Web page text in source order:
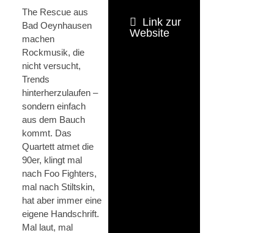
The Rescue aus
Bad Oeynhausen
machen
Rockmusik, die
nicht versucht,
Trends
hinterherzulaufen –
sondern einfach
aus dem Bauch
kommt. Das
Quartett atmet die
90er, klingt mal
nach Foo Fighters,
mal nach Stiltskin,
hat aber immer eine
eigene Handschrift.
Mal laut, mal
Link zur
Website